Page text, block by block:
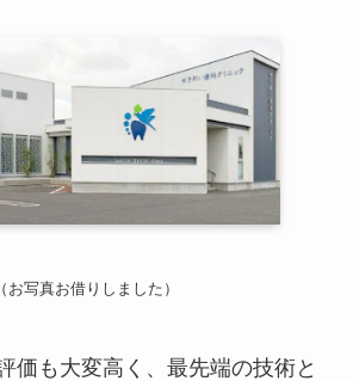
（お写真お借りしました）
価も大変高く、最先端の技術と